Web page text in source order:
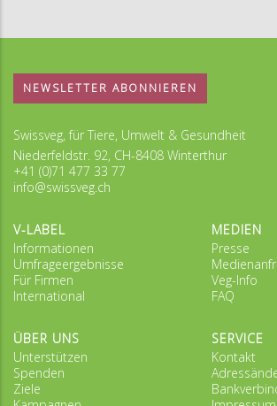
NEWSLETTER ABONNIEREN
Swissveg, für Tiere, Umwelt & Gesundheit
Niederfeldstr. 92, CH-8408 Winterthur
+41 (0)71 477 33 77
info@swissveg.ch
V-LABEL
Informationen
Umfrageergebnisse
Für Firmen
International
MEDIEN
Presse
Veg-Info
FAQ
ÜBER UNS
Unterstützen
Spenden
Ziele
SERVICE
Kontakt